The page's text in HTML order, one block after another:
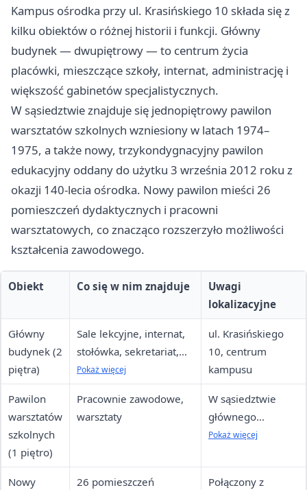
Kampus ośrodka przy ul. Krasińskiego 10 składa się z
kilku obiektów o różnej historii i funkcji. Główny
budynek — dwupiętrowy — to centrum życia
placówki, mieszczące szkoły, internat, administrację i
większość gabinetów specjalistycznych.
W sąsiedztwie znajduje się jednopiętrowy pawilon
warsztatów szkolnych wzniesiony w latach 1974–
1975, a także nowy, trzykondygnacyjny pawilon
edukacyjny oddany do użytku 3 września 2012 roku z
okazji 140-lecia ośrodka. Nowy pawilon mieści 26
pomieszczeń dydaktycznych i pracowni
warsztatowych, co znacząco rozszerzyło możliwości
kształcenia zawodowego.
Obiekt Co się w nim znajduje
Uwagi
lokalizacyjne
Główny
budynek (2
piętra)
Sale lekcyjne, internat,
stołówka, sekretariat,
dyrekcja, gabinety
specjalistyczne, aula
Pokaż więcej
ul. Krasińskiego
10, centrum
kampusu
Pawilon
warsztatów
szkolnych
(1 piętro)
Pracownie zawodowe,
warsztaty
W sąsiedztwie
głównego
budynku,
z 1974–1975
Pokaż więcej
Nowy
26 pomieszczeń
Połączony z